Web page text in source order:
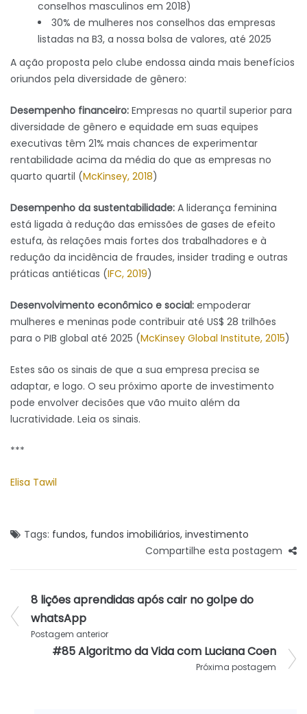
conselhos masculinos em 2018)
30% de mulheres nos conselhos das empresas
listadas na B3, a nossa bolsa de valores, até 2025
A ação proposta pelo clube endossa ainda mais benefícios
oriundos pela diversidade de gênero:
Desempenho financeiro: Empresas no quartil superior para
diversidade de gênero e equidade em suas equipes
executivas têm 21% mais chances de experimentar
rentabilidade acima da média do que as empresas no
quarto quartil (McKinsey, 2018)
Desempenho da sustentabilidade: A liderança feminina
está ligada à redução das emissões de gases de efeito
estufa, às relações mais fortes dos trabalhadores e à
redução da incidência de fraudes, insider trading e outras
práticas antiéticas (IFC, 2019)
Desenvolvimento econômico e social: empoderar
mulheres e meninas pode contribuir até US$ 28 trilhões
para o PIB global até 2025 (McKinsey Global Institute, 2015)
Estes são os sinais de que a sua empresa precisa se
adaptar, e logo. O seu próximo aporte de investimento
pode envolver decisões que vão muito além da
lucratividade. Leia os sinais.
***
Elisa Tawil
Tags: fundos, fundos imobiliários, investimento
Compartilhe esta postagem
8 lições aprendidas após cair no golpe do
whatsApp
Postagem anterior
#85 Algoritmo da Vida com Luciana Coen
Próxima postagem